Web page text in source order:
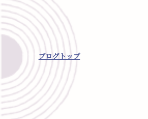
ブログトップ